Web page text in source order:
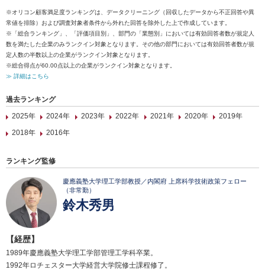
※オリコン顧客満足度ランキングは、データクリーニング（回収したデータから不正回答や異
常値を排除）および調査対象者条件から外れた回答を除外した上で作成しています。
※「総合ランキング」、「評価項目別」、部門の「業態別」においては有効回答者数が規定人
数を満たした企業のみランクイン対象となります。その他の部門においては有効回答者数が規
定人数の半数以上の企業がランクイン対象となります。
※総合得点が60.00点以上の企業がランクイン対象となります。
≫ 詳細はこちら
過去ランキング
2025年
2024年 2023年 2022年 2021年 2020年
2019年
2018年
2016年
ランキング監修
慶應義塾大学理工学部教授／内閣府 上席科学技術政策フェロー
（非常勤）
鈴木秀男
【経歴】
1989年慶應義塾大学理工学部管理工学科卒業。
1992年ロチェスター大学経営大学院修士課程修了。